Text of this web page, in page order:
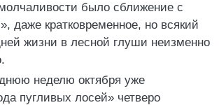
было сближение с
даже кратковременное, но всякий
жизни в лесной глуши неизменно
неделю октября уже
пугливых лосей» четверо